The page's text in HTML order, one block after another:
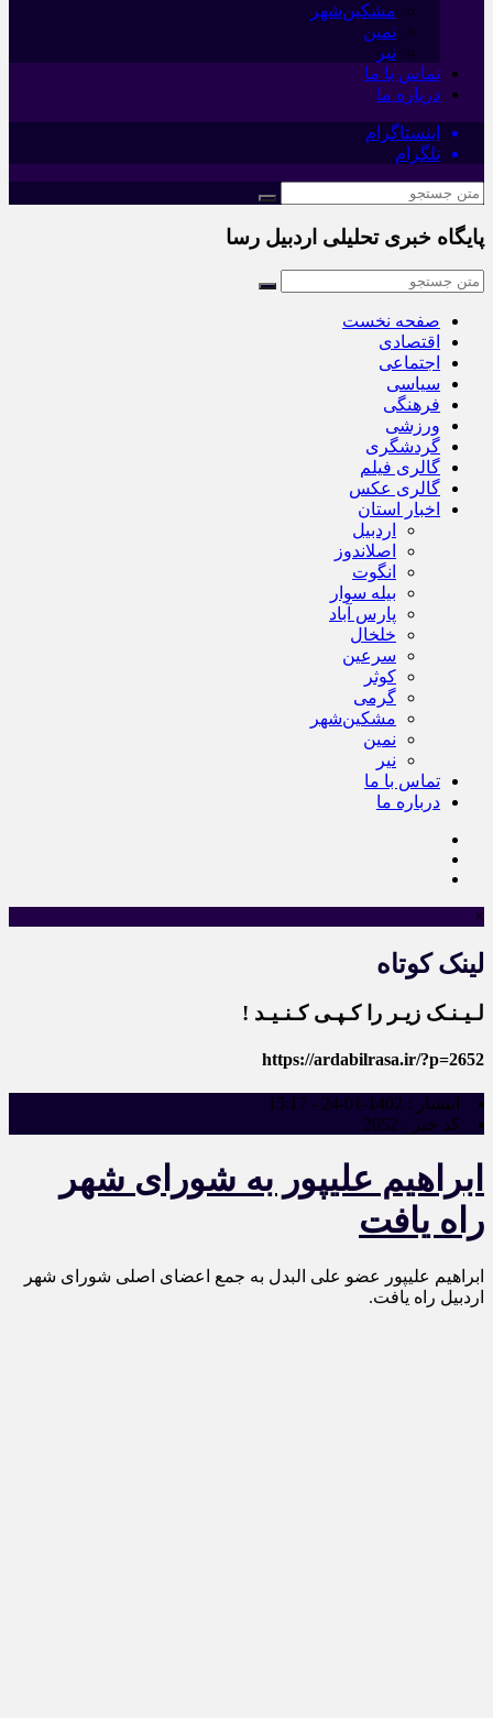
مشکین‌شهر
نمین
نیر
تماس با ما
درباره ما
اینستاگرام
تلگرام
پایگاه خبری تحلیلی اردبیل رسا
صفحه نخست
اقتصادی
اجتماعی
سیاسی
فرهنگی
ورزشی
گردشگری
گالری فیلم
گالری عکس
اخبار استان
اردبیل
اصلاندوز
انگوت
بیله سوار
پارس آباد
خلخال
سرعین
کوثر
گرمی
مشکین‌شهر
نمین
نیر
تماس با ما
درباره ما
×
لینک کوتاه
لـیـنـک زیـر را کـپـی کـنـیـد !
https://ardabilrasa.ir/?p=2652
انتشار : 1402-01-24 - 15:17
کد خبر : 2652
ابراهیم علیپور به شورای شهر
راه یافت
ابراهیم علیپور عضو علی البدل به جمع اعضای اصلی شورای شهر
اردبیل راه یافت.